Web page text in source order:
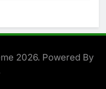
2026. Powered By